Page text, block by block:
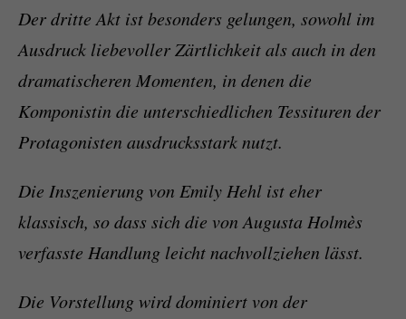
Der dritte Akt ist besonders gelungen, sowohl im
Ausdruck liebevoller Zärtlichkeit als auch in den
dramatischeren Momenten, in denen die
Komponistin die unterschiedlichen Tessituren der
Protagonisten ausdrucksstark nutzt.
Die Inszenierung von Emily Hehl ist eher
klassisch, so dass sich die von Augusta Holmès
verfasste Handlung leicht nachvollziehen lässt.
Die Vorstellung wird dominiert von der